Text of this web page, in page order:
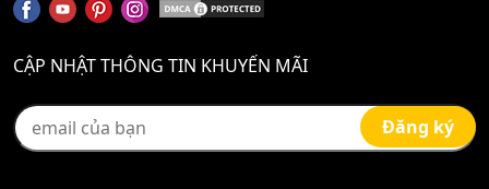
CẬP NHẬT THÔNG TIN KHUYẾN MÃI